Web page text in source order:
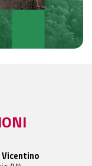
Vicentino